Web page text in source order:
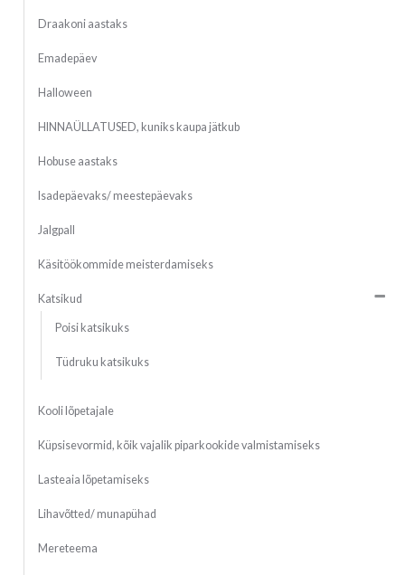
Draakoni aastaks
Emadepäev
Halloween
HINNAÜLLATUSED, kuniks kaupa jätkub
Hobuse aastaks
Isadepäevaks/ meestepäevaks
Jalgpall
Käsitöökommide meisterdamiseks
Katsikud
Poisi katsikuks
Tüdruku katsikuks
Kooli lõpetajale
Küpsisevormid, kõik vajalik piparkookide valmistamiseks
Lasteaia lõpetamiseks
Lihavõtted/ munapühad
Mereteema